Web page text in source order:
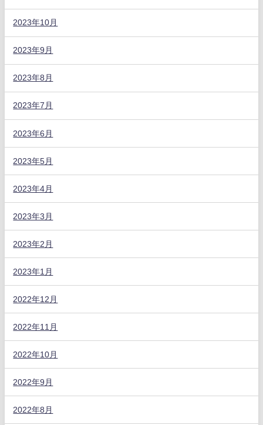
2023年10月
2023年9月
2023年8月
2023年7月
2023年6月
2023年5月
2023年4月
2023年3月
2023年2月
2023年1月
2022年12月
2022年11月
2022年10月
2022年9月
2022年8月